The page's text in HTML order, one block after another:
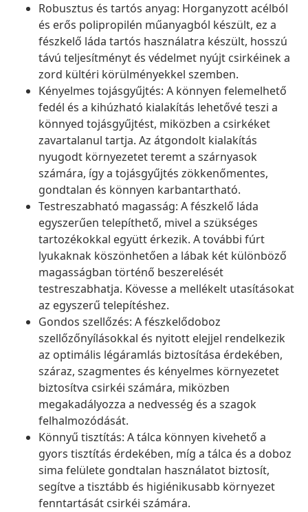
Robusztus és tartós anyag: Horganyzott acélból
és erős polipropilén műanyagból készült, ez a
fészkelő láda tartós használatra készült, hosszú
távú teljesítményt és védelmet nyújt csirkéinek a
zord kültéri körülményekkel szemben.
Kényelmes tojásgyűjtés: A könnyen felemelhető
fedél és a kihúzható kialakítás lehetővé teszi a
könnyed tojásgyűjtést, miközben a csirkéket
zavartalanul tartja. Az átgondolt kialakítás
nyugodt környezetet teremt a szárnyasok
számára, így a tojásgyűjtés zökkenőmentes,
gondtalan és könnyen karbantartható.
Testreszabható magasság: A fészkelő láda
egyszerűen telepíthető, mivel a szükséges
tartozékokkal együtt érkezik. A további fúrt
lyukaknak köszönhetően a lábak két különböző
magasságban történő beszerelését
testreszabhatja. Kövesse a mellékelt utasításokat
az egyszerű telepítéshez.
Gondos szellőzés: A fészkelődoboz
szellőzőnyílásokkal és nyitott elejjel rendelkezik
az optimális légáramlás biztosítása érdekében,
száraz, szagmentes és kényelmes környezetet
biztosítva csirkéi számára, miközben
megakadályozza a nedvesség és a szagok
felhalmozódását.
Könnyű tisztítás: A tálca könnyen kivehető a
gyors tisztítás érdekében, míg a tálca és a doboz
sima felülete gondtalan használatot biztosít,
segítve a tisztább és higiénikusabb környezet
fenntartását csirkéi számára.